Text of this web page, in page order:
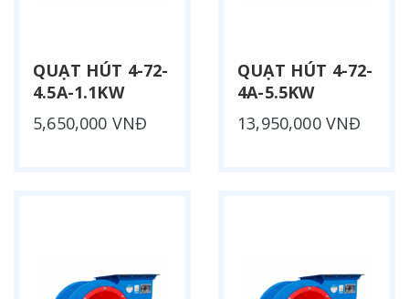
QUẠT HÚT 4-72-
4.5A-1.1KW
5,650,000 VNĐ
QUẠT HÚT 4-72-
4A-5.5KW
13,950,000 VNĐ